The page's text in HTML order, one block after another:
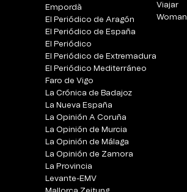
Empordà
El Periódico de Aragón
El Periódico de España
El Periódico
El Periódico de Extremadura
El Periódico Mediterráneo
Faro de Vigo
La Crónica de Badajoz
La Nueva España
La Opinión A Coruña
La Opinión de Murcia
La Opinión de Málaga
La Opinión de Zamora
La Provincia
Levante-EMV
Viajar
Woman